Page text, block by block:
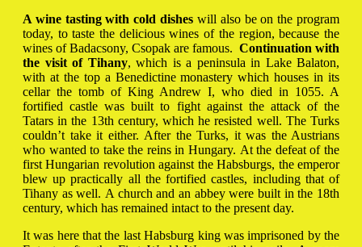
A wine tasting with cold dishes will also be on the program
today, to taste the delicious wines of the region, because the
wines of Badacsony, Csopak are famous. Continuation with
the visit of Tihany, which is a peninsula in Lake Balaton,
with at the top a Benedictine monastery which houses in its
cellar the tomb of King Andrew I, who died in 1055. A
fortified castle was built to fight against the attack of the
Tatars in the 13th century, which he resisted well. The Turks
couldn’t take it either. After the Turks, it was the Austrians
who wanted to take the reins in Hungary. At the defeat of the
first Hungarian revolution against the Habsburgs, the emperor
blew up practically all the fortified castles, including that of
Tihany as well. A church and an abbey were built in the 18th
century, which has remained intact to the present day.
It was here that the last Habsburg king was imprisoned by the